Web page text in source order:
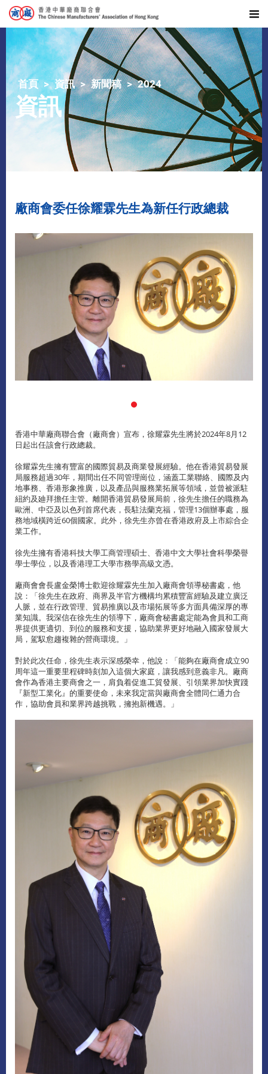
首頁 資訊 新聞稿 2024
資訊
​廠商會委任徐耀霖先生為新任行政總裁
香港中華廠商聯合會（廠商會）宣布，徐耀霖先生將於2024年8月12
日起出任該會行政總裁。
徐耀霖先生擁有豐富的國際貿易及商業發展經驗。他在香港貿易發展
局服務超過30年，期間出任不同管理崗位，涵蓋工業聯絡、國際及內
地事務、香港形象推廣，以及產品與服務業拓展等領域，並曾被派駐
紐約及廸拜擔任主管。離開香港貿易發展局前，徐先生擔任的職務為
歐洲、中亞及以色列首席代表，長駐法蘭克福，管理13個辦事處，服
務地域橫跨近60個國家。此外，徐先生亦曾在香港政府及上市綜合企
業工作。
徐先生擁有香港科技大學工商管理碩士、香港中文大學社會科學榮譽
學士學位，以及香港理工大學市務學高級文憑。
廠商會會長盧金榮博士歡迎徐耀霖先生加入廠商會領導秘書處，他
說：「徐先生在政府、商界及半官方機構均累積豐富經驗及建立廣泛
人脈，並在行政管理、貿易推廣以及市場拓展等多方面具備深厚的專
業知識。我深信在徐先生的領導下，廠商會秘書處定能為會員和工商
界提供更適切、到位的服務和支援，協助業界更好地融入國家發展大
局，駕馭愈趨複雜的營商環境。」
對於此次任命，徐先生表示深感榮幸，他說：「能夠在廠商會成立90
周年這一重要里程碑時刻加入這個大家庭，讓我感到意義非凡。廠商
會作為香港主要商會之一，肩負着促進工貿發展、引領業界加快實踐
『新型工業化』的重要使命，未來我定當與廠商會全體同仁通力合
作，協助會員和業界跨越挑戰，擁抱新機遇。」